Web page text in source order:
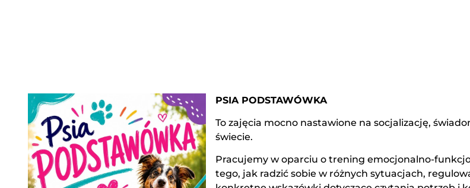
PSIA PODSTAWÓWKA
To zajęcia mocno nastawione na socjalizację,
świecie.
Pracujemy w oparciu o trening emocjonalno-
tego, jak radzić sobie w różnych sytuacjach,